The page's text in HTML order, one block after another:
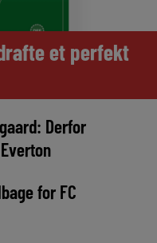
et perfekt
Derfor
for FC